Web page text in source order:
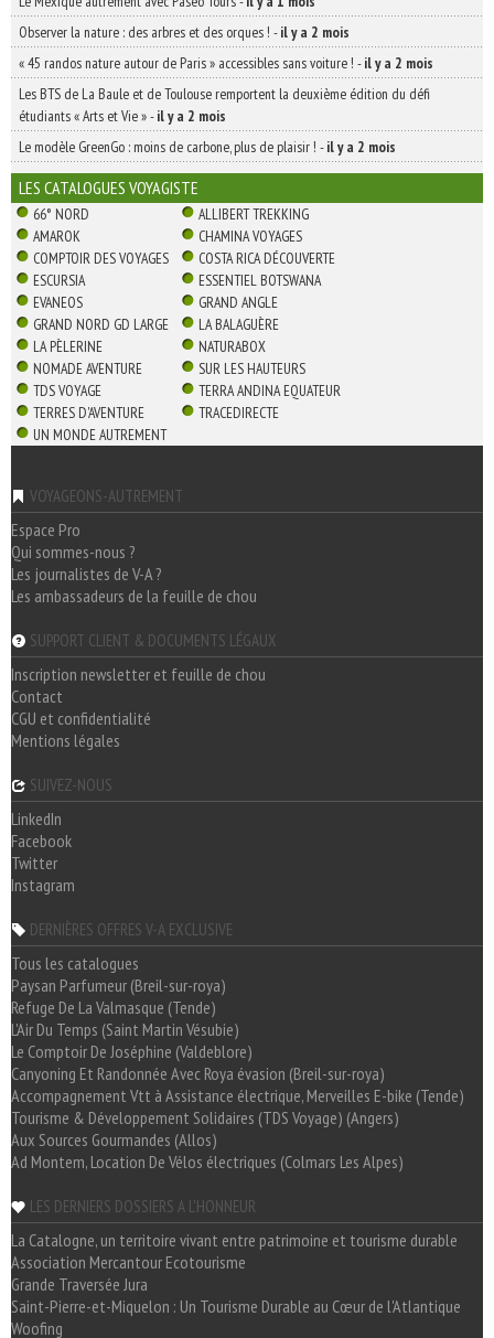
Observer la nature : des arbres et des orques ! -il y a 2 mois
« 45 randos nature autour de Paris » accessibles sans voiture ! -il y a 2 mois
Les BTS de La Baule et de Toulouse remportent la deuxième édition du défi
étudiants « Arts et Vie »-il y a 2 mois
Le modèle GreenGo : moins de carbone, plus de plaisir ! -il y a 2 mois
LES CATALOGUES VOYAGISTE
66° NORD
ALLIBERT TREKKING
AMAROK
CHAMINA VOYAGES
COMPTOIR DES VOYAGES
COSTA RICA DÉCOUVERTE
ESCURSIA
ESSENTIEL BOTSWANA
EVANEOS
GRAND ANGLE
GRAND NORD GD LARGE
LA BALAGUÈRE
LA PÈLERINE
NATURABOX
NOMADE AVENTURE
SUR LES HAUTEURS
TDS VOYAGE
TERRA ANDINA EQUATEUR
TERRES D'AVENTURE
TRACEDIRECTE
UN MONDE AUTREMENT
VOYAGEONS-AUTREMENT
Espace Pro
Qui sommes-nous ?
Les journalistes de V-A ?
Les ambassadeurs de la feuille de chou
SUPPORT CLIENT & DOCUMENTS LÉGAUX
Inscription newsletter et feuille de chou
Contact
CGU et confidentialité
Mentions légales
SUIVEZ-NOUS
LinkedIn
Facebook
Twitter
Instagram
DERNIÈRES OFFRES V-A EXCLUSIVE
Tous les catalogues
Paysan Parfumeur (Breil-sur-roya)
Refuge De La Valmasque (Tende)
L'Air Du Temps (Saint Martin Vésubie)
Le Comptoir De Joséphine (Valdeblore)
Canyoning Et Randonnée Avec Roya évasion (Breil-sur-roya)
Accompagnement Vtt à Assistance électrique, Merveilles E-bike (Tende)
Tourisme & Développement Solidaires (TDS Voyage) (Angers)
Aux Sources Gourmandes (Allos)
Ad Montem, Location De Vélos électriques (Colmars Les Alpes)
LES DERNIERS DOSSIERS A L'HONNEUR
La Catalogne, un territoire vivant entre patrimoine et tourisme durable
Association Mercantour Ecotourisme
Grande Traversée Jura
Saint-Pierre-et-Miquelon : Un Tourisme Durable au Cœur de l'Atlantique
Woofing